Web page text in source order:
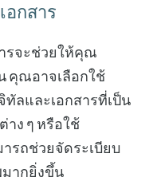
อกสาร
รจะช่วยให้คุณ
คุณอาจเลือกใช้
ลและเอกสารที่เป็น
าง ๆ หรือใช้
รถช่วยจัดระเบียบ
ากยิ่งขึ้น